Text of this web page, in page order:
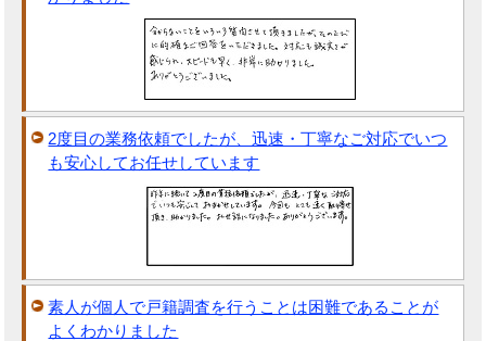
2度目の業務依頼でしたが、迅速・丁寧なご対応でいつ
も安心してお任せしています
素人が個人で戸籍調査を行うことは困難であることが
よくわかりました